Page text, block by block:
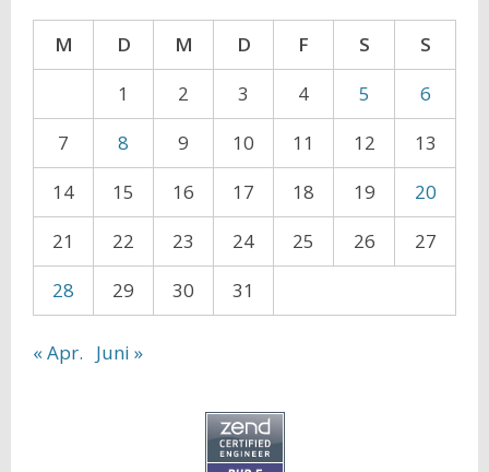
M D M D F S
S
1
2 3 4 5
6
7
8 9 10 11 12
13
14
15 16 17 18 19
20
21
22 23 24 25 26
27
28
29 30 31
« Apr. Juni »